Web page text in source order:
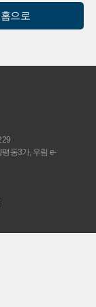
홈으로
동3가, 우림 e-